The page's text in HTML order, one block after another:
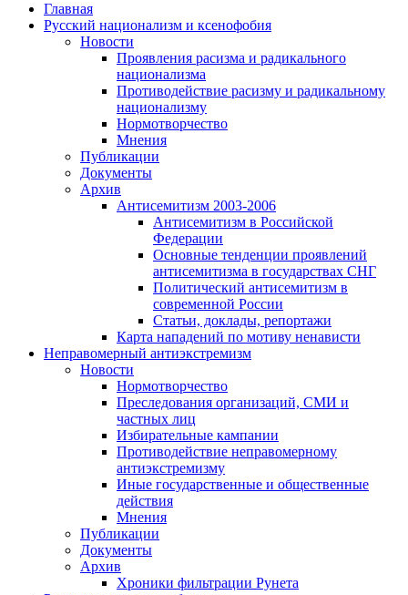
Главная
Русский национализм и ксенофобия
Новости
Проявления расизма и радикального
национализма
Противодействие расизму и радикальному
национализму
Нормотворчество
Мнения
Публикации
Документы
Архив
Антисемитизм 2003-2006
Антисемитизм в Российской
Федерации
Основные тенденции проявлений
антисемитизма в государствах СНГ
Политический антисемитизм в
современной России
Статьи, доклады, репортажи
Карта нападений по мотиву ненависти
Неправомерный антиэкстремизм
Новости
Нормотворчество
Преследования организаций, СМИ и
частных лиц
Избирательные кампании
Противодействие неправомерному
антиэкстремизму
Иные государственные и общественные
действия
Мнения
Публикации
Документы
Архив
Хроники фильтрации Рунета